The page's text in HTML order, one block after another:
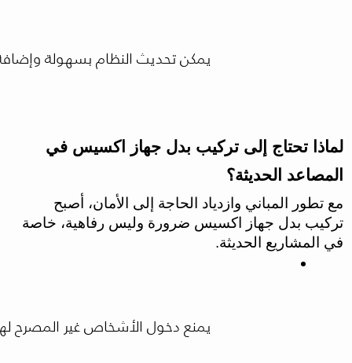
يمكن تحديث النظام بسهولة وإضافة
لماذا تحتاج إلى تركيب بدل جهاز اكسيس في
المصاعد الحديثة؟
مع تطور المباني وازدياد الحاجة إلى الأمان، أصبح
تركيب بدل جهاز اكسيس ضرورة وليس رفاهية، خاصة
في المشاريع الحديثة.
يمنع دخول الأشخاص غير المصرح